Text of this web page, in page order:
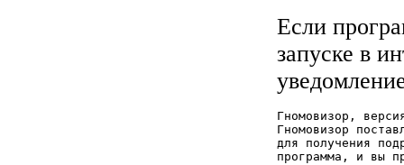
Если
запуске в
Гномовизор,
Гномовизор
для получения
программа, и вы